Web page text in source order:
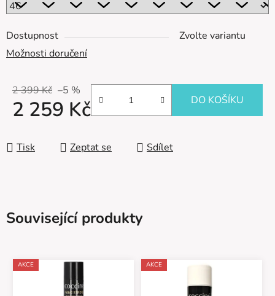
Dostupnost
Zvolte variantu
Možnosti doručení
2 399 Kč –5 %
2 259 Kč DO KOŠÍKU
Tisk Zeptat se Sdílet
Související produkty
AKCE AKCE